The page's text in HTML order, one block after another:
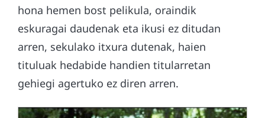
hona hemen bost pelikula, oraindik
eskuragai daudenak eta ikusi ez ditudan
arren, sekulako itxura dutenak, haien
tituluak hedabide handien titularretan
gehiegi agertuko ez diren arren.